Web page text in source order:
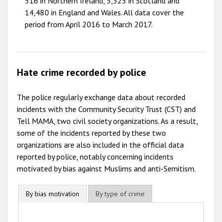
14,480 in England and Wales. All data cover the
period from April 2016 to March 2017.
Hate crime recorded by police
The police regularly exchange data about recorded
incidents with the Community Security Trust (CST) and
Tell MAMA, two civil society organizations. As a result,
some of the incidents reported by these two
organizations are also included in the official data
reported by police, notably concerning incidents
motivated by bias against Muslims and anti-Semitism.
By bias motivation By type of crime